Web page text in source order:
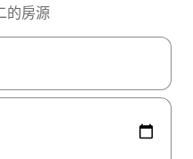
的房源
上下箭頭，或輕點、滑動裝置。